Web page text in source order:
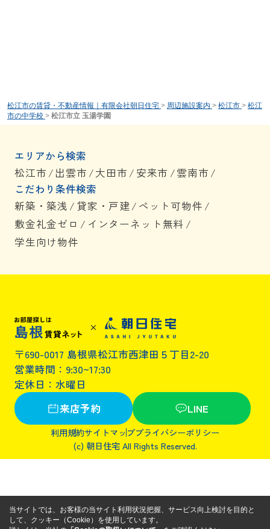
松江市の賃貸・不動産情報｜有限会社朝日住宅 > 周辺施設案内 > 松江市 > 松江
市の中学校 > 松江市立 玉湯学園
エリアから検索
松江市 / 出雲市 /大田市 / 安来市 /雲南市 /
こだわり条件検索
新築・築浅 / 貸家・戸建/ ペット可物件 /
敷金礼金ゼロ / インターネット無料 /
学生向け物件
〒690-0017 島根県松江市西津田５丁目2-20
営業時間：9:30~17:30
定休日：水曜日
来店予約
LINE
利用規約サイトマッププライバシーポリシー
(c) 朝日住宅 All Rights Reserved.
当サイトでは、お客様の当サイト利用状況把握、サービス向上検討を目的と
して、クッキー（Cookie）を使用しています。